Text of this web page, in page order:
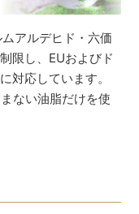
アルデヒド・六価
限し、EUおよびド
対応しています。
ない油脂だけを使